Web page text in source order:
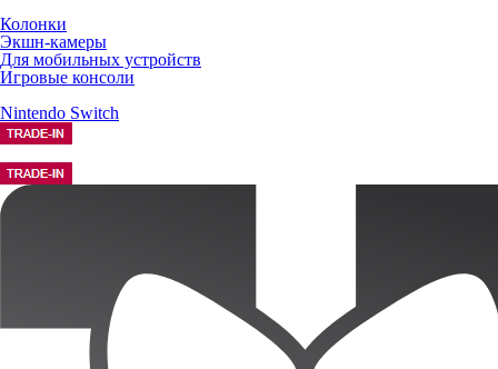
Колонки
Экшн-камеры
Для мобильных устройств
Игровые консоли
Nintendo Switch